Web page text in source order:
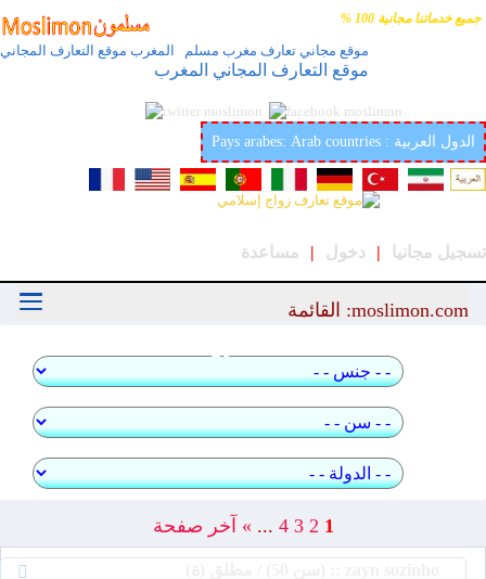
جميع خدماتنا مجانية 100 %
موقع مجاني تعارف مغرب مسلم المغرب موقع التعارف المجاني
موقع التعارف المجاني المغرب
Pays arabes: Arab countries : الدول العربية
تسجيل مجانيا | دخول | مساعدة
moslimon.com: القائمة
1
2
3
4
...
» آخر صفحة